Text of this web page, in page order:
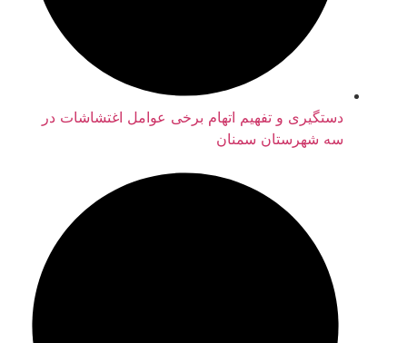
دستگیری و تفهیم اتهام برخی عوامل اغتشاشات در
سه شهرستان سمنان